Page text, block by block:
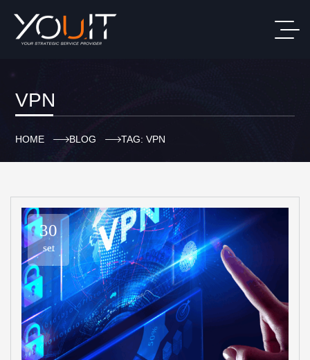
VPN
HOME BLOG TAG: VPN
30
set